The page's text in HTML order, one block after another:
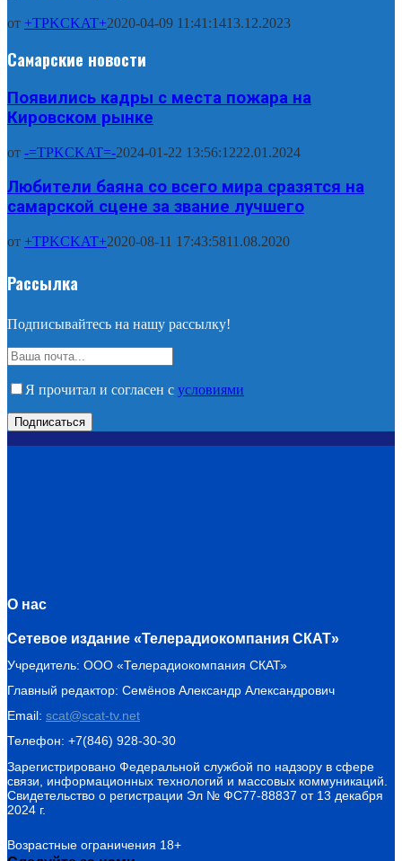
от +TPKCKAT+2020-04-09 11:41:1413.12.2023
Самарские новости
Появились кадры с места пожара на
Кировском рынке
от -=TPKCKAT=-2024-01-22 13:56:1222.01.2024
Любители баяна со всего мира сразятся на
самарской сцене за звание лучшего
от +TPKCKAT+2020-08-11 17:43:5811.08.2020
Рассылка
Подписывайтесь на нашу рассылку!
Я прочитал и согласен с условиями
О нас
Сетевое издание «Телерадиокомпания СКАТ»
Учредитель: ООО «Телерадиокомпания СКАТ»
Главный редактор: Семёнов Александр Александрович
Email: scat@scat-tv.net
Телефон: +7(846) 928-30-30
Зарегистрировано Федеральной службой по надзору в сфере
связи, информационных технологий и массовых коммуникаций.
Свидетельство о регистрации Эл № ФС77-88837 от 13 декабря
2024 г.
Возрастные ограничения 18+